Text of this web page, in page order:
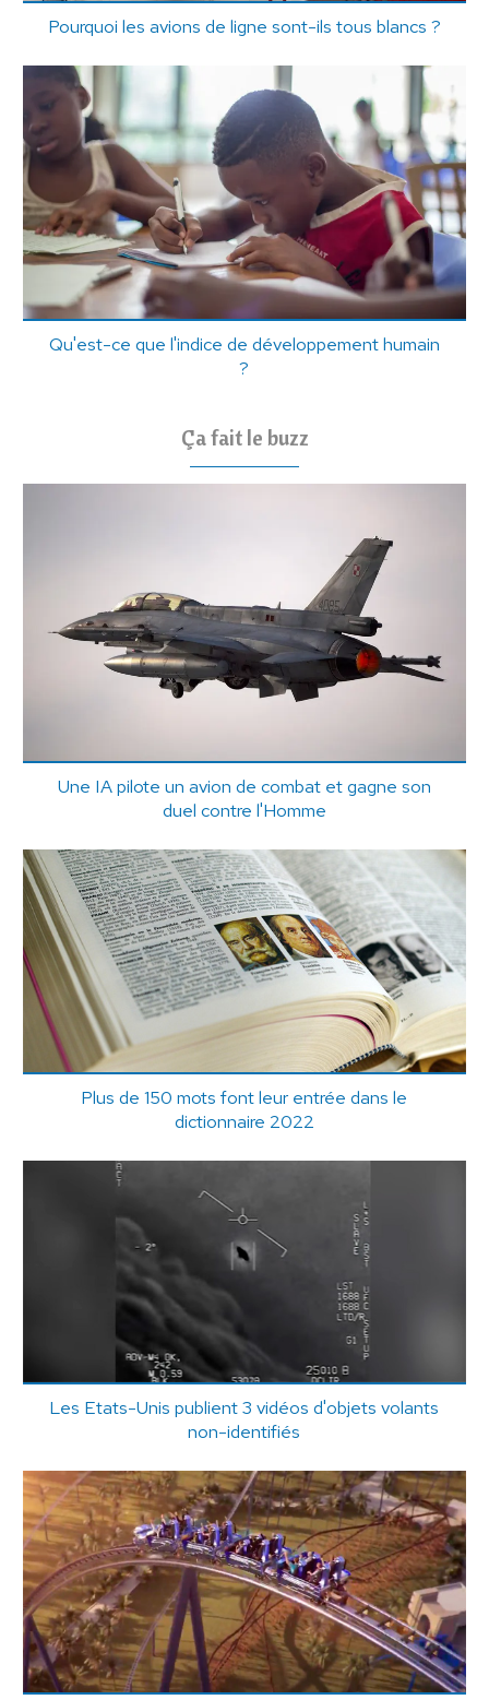
Pourquoi les avions de ligne sont-ils tous blancs ?
Qu'est-ce que l'indice de développement humain
?
Ça fait le buzz
Une IA pilote un avion de combat et gagne son
duel contre l'Homme
Plus de 150 mots font leur entrée dans le
dictionnaire 2022
Les Etats-Unis publient 3 vidéos d'objets volants
non-identifiés